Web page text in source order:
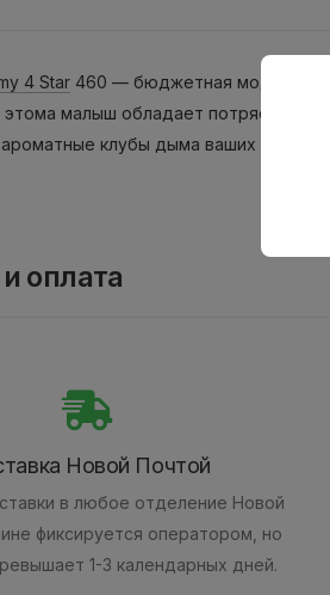
4 Star 460 — бюджетная модель с
этома малыш обладает
клубы дыма ваших
оплата
Новой Почтой
в любое отделение Новой
фиксируется оператором, но
1-3 календарных дней.